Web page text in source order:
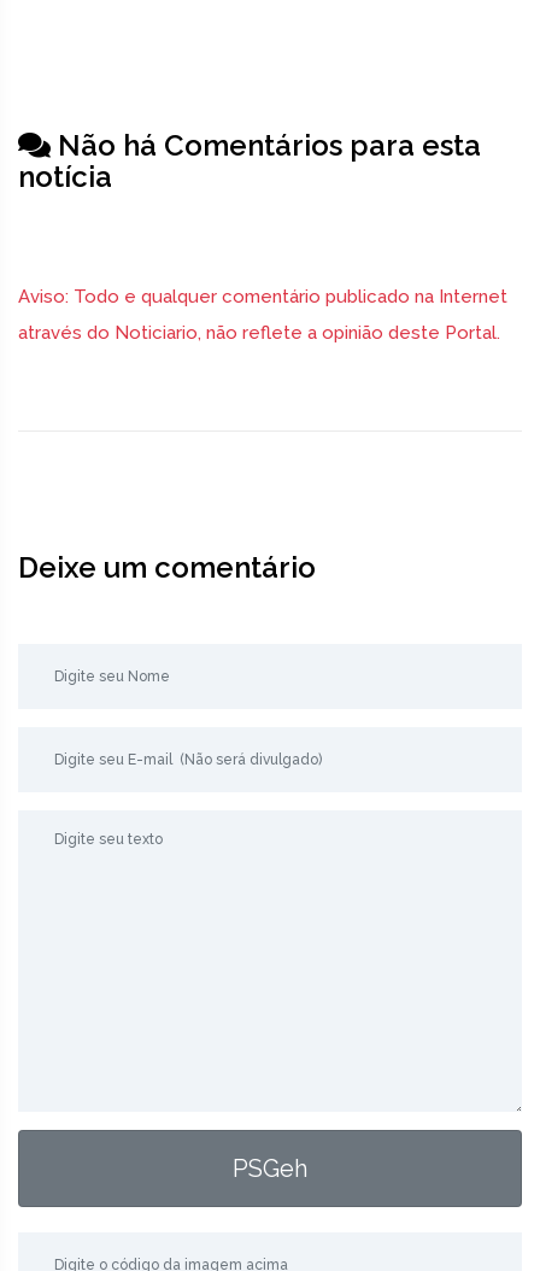
Não há Comentários para esta
notícia
Aviso: Todo e qualquer comentário publicado na Internet
através do Noticiario, não reflete a opinião deste Portal.
Deixe um comentário
PSGeh